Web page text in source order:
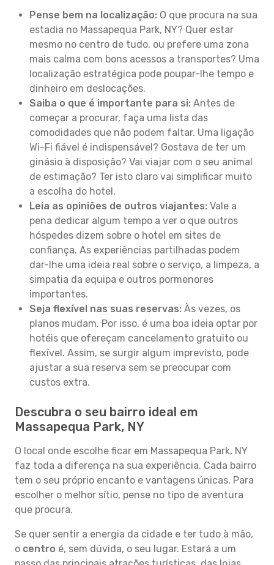
Pense bem na localização: O que procura na sua
estadia no Massapequa Park, NY? Quer estar
mesmo no centro de tudo, ou prefere uma zona
mais calma com bons acessos a transportes? Uma
localização estratégica pode poupar-lhe tempo e
dinheiro em deslocações.
Saiba o que é importante para si: Antes de
começar a procurar, faça uma lista das
comodidades que não podem faltar. Uma ligação
Wi-Fi fiável é indispensável? Gostava de ter um
ginásio à disposição? Vai viajar com o seu animal
de estimação? Ter isto claro vai simplificar muito
a escolha do hotel.
Leia as opiniões de outros viajantes: Vale a
pena dedicar algum tempo a ver o que outros
hóspedes dizem sobre o hotel em sites de
confiança. As experiências partilhadas podem
dar-lhe uma ideia real sobre o serviço, a limpeza, a
simpatia da equipa e outros pormenores
importantes.
Seja flexível nas suas reservas: Às vezes, os
planos mudam. Por isso, é uma boa ideia optar por
hotéis que ofereçam cancelamento gratuito ou
flexível. Assim, se surgir algum imprevisto, pode
ajustar a sua reserva sem se preocupar com
custos extra.
Descubra o seu bairro ideal em
Massapequa Park, NY
O local onde escolhe ficar em Massapequa Park, NY
faz toda a diferença na sua experiência. Cada bairro
tem o seu próprio encanto e vantagens únicas. Para
escolher o melhor sítio, pense no tipo de aventura
que procura.
Se quer sentir a energia da cidade e ter tudo à mão,
o centro é, sem dúvida, o seu lugar. Estará a um